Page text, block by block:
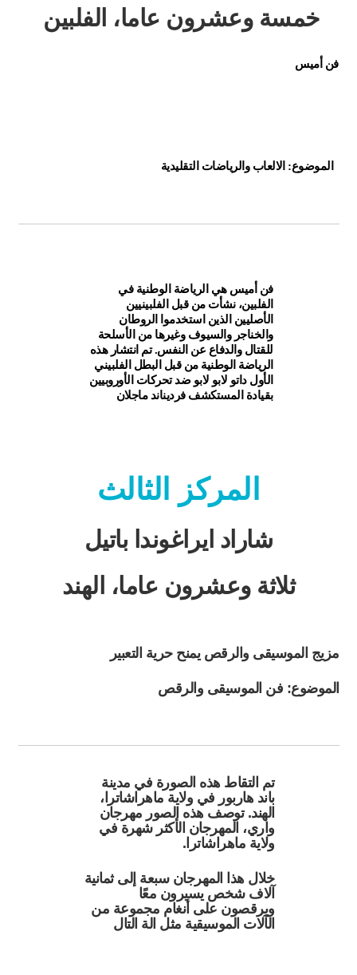
خمسة وعشرون عاما، الفلبين
فن أميس
الموضوع: الالعاب والرياضات التقليدية
فن أميس هي الرياضة الوطنية في
الفلبين، نشأت من قبل الفلبينيين
الأصليين الذين استخدموا الروطان
والخناجر والسيوف وغيرها من الأسلحة
للقتال والدفاع عن النفس. تم انتشار هذه
الرياضة الوطنية من قبل البطل الفلبيني
الأول داتو لابو لابو ضد تحركات الأوروبيين
بقيادة المستكشف فرديناند ماجلان
المركز الثالث
شاراد ايراغوندا باتيل
ثلاثة وعشرون عاما، الهند
مزيج الموسيقى والرقص يمنح حرية التعبير
الموضوع: فن الموسيقى والرقص
تم التقاط هذه الصورة في مدينة
باند هاربور في ولاية ماهراشاترا،
الهند. توصف هذه الصور مهرجان
واري، المهرجان الأكثر شهرة في
ولاية ماهراشاترا.
خلال هذا المهرجان سبعة إلى ثمانية
آلاف شخص يسيرون معًا
ويرقصون على أنغام مجموعة من
الآلات الموسيقية مثل الة التال